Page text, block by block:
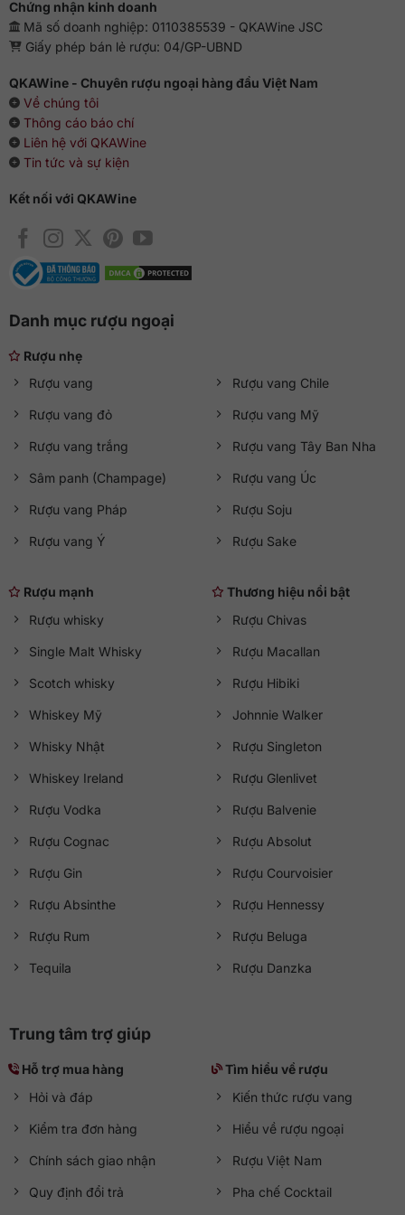
Chứng nhận kinh doanh
Mã số doanh nghiệp: 0110385539 - QKAWine JSC
Giấy phép bán lẻ rượu: 04/GP-UBND
QKAWine - Chuyên rượu ngoại hàng đầu Việt Nam
Về chúng tôi
Thông cáo báo chí
Liên hệ với QKAWine
Tin tức và sự kiện
Kết nối với QKAWine
Danh mục rượu ngoại
Rượu nhẹ
Rượu vang
Rượu vang đỏ
Rượu vang trắng
Sâm panh (Champage)
Rượu vang Pháp
Rượu vang Ý
Rượu vang Chile
Rượu vang Mỹ
Rượu vang Tây Ban Nha
Rượu vang Úc
Rượu Soju
Rượu Sake
Rượu mạnh
Rượu whisky
Single Malt Whisky
Scotch whisky
Whiskey Mỹ
Whisky Nhật
Whiskey Ireland
Rượu Vodka
Rượu Cognac
Rượu Gin
Rượu Absinthe
Rượu Rum
Tequila
Thương hiệu nổi bật
Rượu Chivas
Rượu Macallan
Rượu Hibiki
Johnnie Walker
Rượu Singleton
Rượu Glenlivet
Rượu Balvenie
Rượu Absolut
Rượu Courvoisier
Rượu Hennessy
Rượu Beluga
Rượu Danzka
Trung tâm trợ giúp
Hỗ trợ mua hàng
Hỏi và đáp
Kiểm tra đơn hàng
Chính sách giao nhận
Quy định đổi trả
Tìm hiểu về rượu
Kiến thức rượu vang
Hiểu về rượu ngoại
Rượu Việt Nam
Pha chế Cocktail